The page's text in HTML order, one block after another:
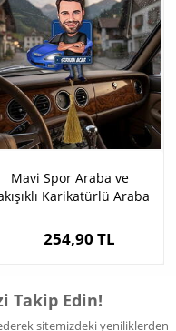
Mavi Spor Araba ve
Karikatürlü Araba
254,90 TL
Takip Edin!
sitemizdeki yeniliklerden